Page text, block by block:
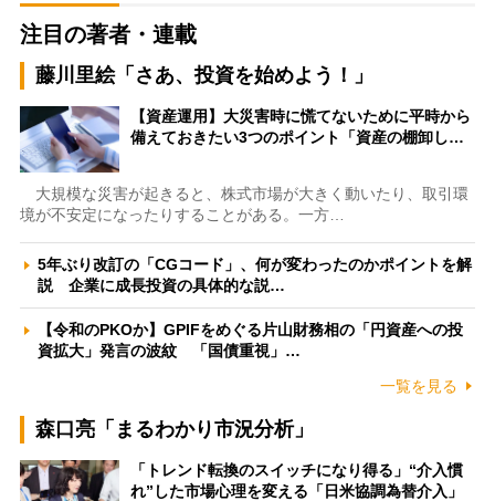
注目の著者・連載
藤川里絵「さあ、投資を始めよう！」
【資産運用】大災害時に慌てないために平時から
備えておきたい3つのポイント「資産の棚卸し…
大規模な災害が起きると、株式市場が大きく動いたり、取引環
境が不安定になったりすることがある。一方…
5年ぶり改訂の「CGコード」、何が変わったのかポイントを解
説 企業に成長投資の具体的な説…
【令和のPKOか】GPIFをめぐる片山財務相の「円資産への投
資拡大」発言の波紋 「国債重視」…
一覧を見る
森口亮「まるわかり市況分析」
「トレンド転換のスイッチになり得る」“介入慣
れ”した市場心理を変える「日米協調為替介入」